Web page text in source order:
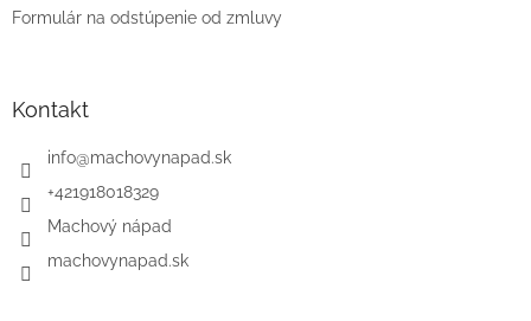
Formulár na odstúpenie od zmluvy
Kontakt
info@machovynapad.sk
+421918018329
Machový nápad
machovynapad.sk